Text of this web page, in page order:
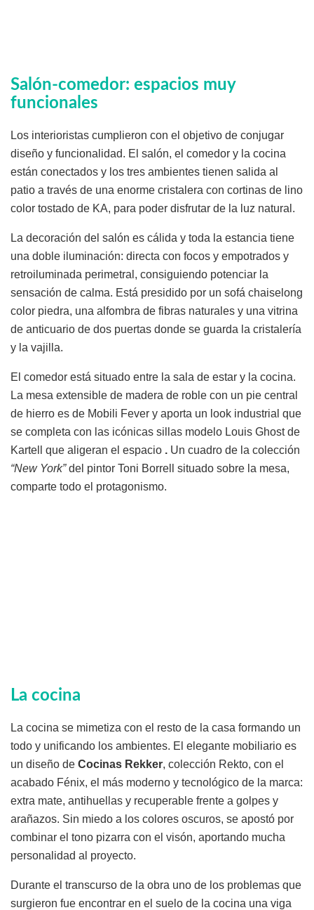
Salón-comedor: espacios muy
funcionales
Los interioristas cumplieron con el objetivo de conjugar
diseño y funcionalidad. El salón, el comedor y la cocina
están conectados y los tres ambientes tienen salida al
patio a través de una enorme cristalera con cortinas de lino
color tostado de KA, para poder disfrutar de la luz natural.
La decoración del salón es cálida y toda la estancia tiene
una doble iluminación: directa con focos y empotrados y
retroiluminada perimetral, consiguiendo potenciar la
sensación de calma. Está presidido por un sofá chaiselong
color piedra, una alfombra de fibras naturales y una vitrina
de anticuario de dos puertas donde se guarda la cristalería
y la vajilla.
El comedor está situado entre la sala de estar y la cocina.
La mesa extensible de madera de roble con un pie central
de hierro es de Mobili Fever y aporta un look industrial que
se completa con las icónicas sillas modelo Louis Ghost de
Kartell que aligeran el espacio . Un cuadro de la colección
“New York”del pintor Toni Borrell situado sobre la mesa,
comparte todo el protagonismo.
La cocina
La cocina se mimetiza con el resto de la casa formando un
todo y unificando los ambientes. El elegante mobiliario es
un diseño de Cocinas Rekker, colección Rekto, con el
acabado Fénix, el más moderno y tecnológico de la marca:
extra mate, antihuellas y recuperable frente a golpes y
arañazos. Sin miedo a los colores oscuros, se apostó por
combinar el tono pizarra con el visón, aportando mucha
personalidad al proyecto.
Durante el transcurso de la obra uno de los problemas que
surgieron fue encontrar en el suelo de la cocina una viga